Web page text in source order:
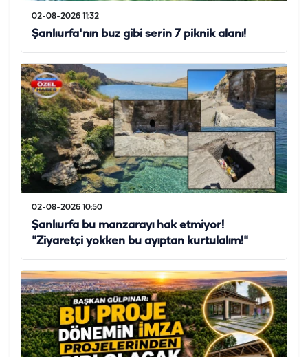
02-08-2026 11:32
Şanlıurfa'nın buz gibi serin 7 piknik alanı!
02-08-2026 10:50
Şanlıurfa bu manzarayı hak etmiyor!
"Ziyaretçi yokken bu ayıptan kurtulalım!"